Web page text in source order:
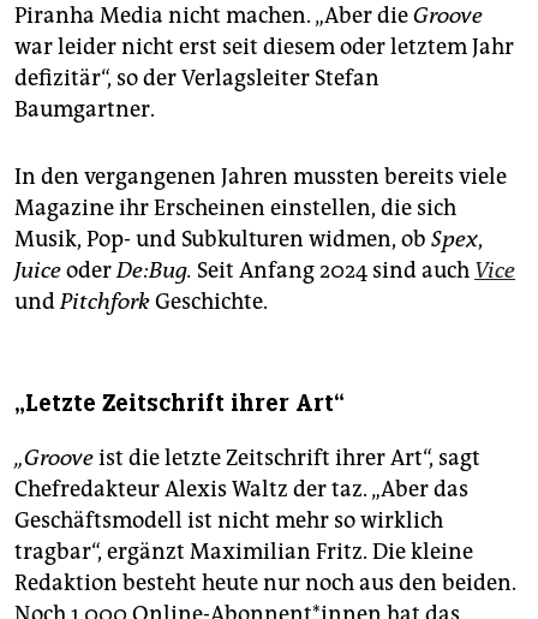
Piranha Media nicht machen. „Aber dieGroove
war leider nicht erst seit diesem oder letztem Jahr
defizitär“, so der Verlagsleiter Stefan
Baumgartner.
In den vergangenen Jahren mussten bereits viele
Magazine ihr Erscheinen einstellen, die sich
Musik, Pop- und Subkulturen widmen, ob Spex,
JuiceoderDe:­Bug. Seit Anfang 2024 sind auch Vice
undPitchforkGeschichte.
„Letzte Zeitschrift ihrer Art“
„Grooveist die letzte Zeitschrift ihrer Art“, sagt
Chefredakteur Alexis Waltz der taz. „Aber das
Geschäftsmodell ist nicht mehr so wirklich
tragbar“, ergänzt Maximilian Fritz. Die kleine
Redaktion besteht heute nur noch aus den beiden.